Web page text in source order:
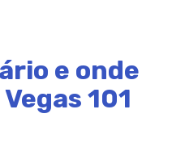
e onde
101